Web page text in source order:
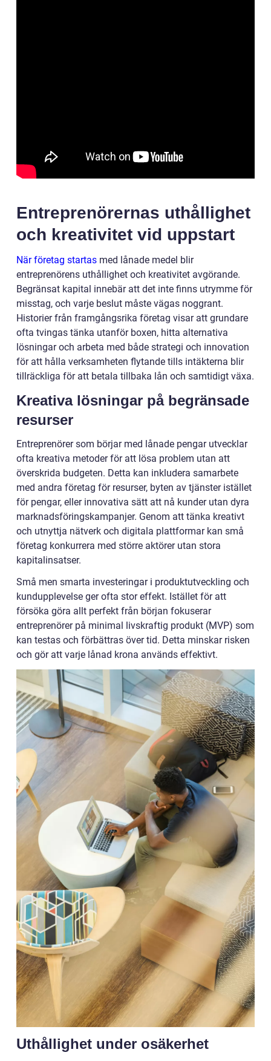
Entreprenörernas uthållighet
och kreativitet vid uppstart
När företag startas med lånade medel blir
entreprenörens uthållighet och kreativitet avgörande.
Begränsat kapital innebär att det inte finns utrymme för
misstag, och varje beslut måste vägas noggrant.
Historier från framgångsrika företag visar att grundare
ofta tvingas tänka utanför boxen, hitta alternativa
lösningar och arbeta med både strategi och innovation
för att hålla verksamheten flytande tills intäkterna blir
tillräckliga för att betala tillbaka lån och samtidigt växa.
Kreativa lösningar på begränsade
resurser
Entreprenörer som börjar med lånade pengar utvecklar
ofta kreativa metoder för att lösa problem utan att
överskrida budgeten. Detta kan inkludera samarbete
med andra företag för resurser, byten av tjänster istället
för pengar, eller innovativa sätt att nå kunder utan dyra
marknadsföringskampanjer. Genom att tänka kreativt
och utnyttja nätverk och digitala plattformar kan små
företag konkurrera med större aktörer utan stora
kapitalinsatser.
Små men smarta investeringar i produktutveckling och
kundupplevelse ger ofta stor effekt. Istället för att
försöka göra allt perfekt från början fokuserar
entreprenörer på minimal livskraftig produkt (MVP) som
kan testas och förbättras över tid. Detta minskar risken
och gör att varje lånad krona används effektivt.
Uthållighet under osäkerhet